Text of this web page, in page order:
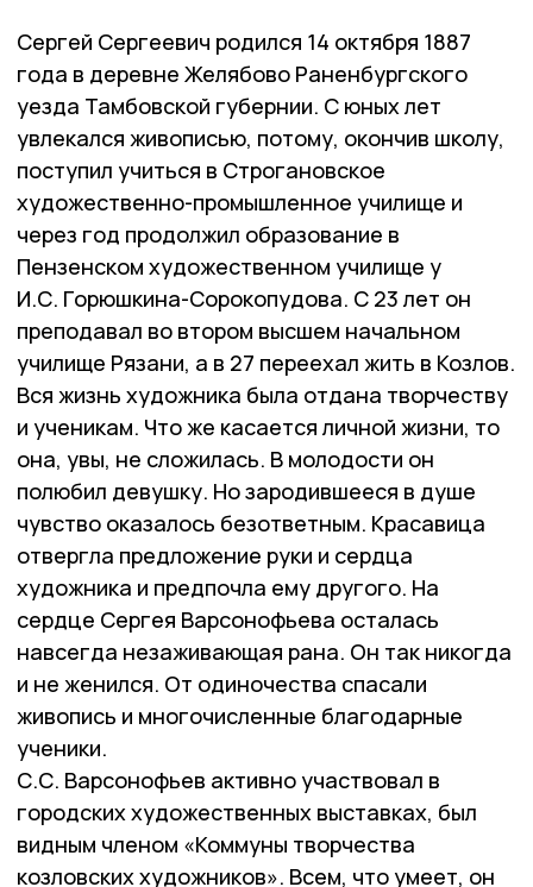
Сергей Сергеевич родился 14 октября 1887
года в деревне Желябово Раненбургского
уезда Тамбовской губернии. С юных лет
увлекался живописью, потому, окончив школу,
поступил учиться в Строгановское
художественно-промышленное училище и
через год продолжил образование в
Пензенском художественном училище у
И.С. Горюшкина-Сорокопудова. С 23 лет он
преподавал во втором высшем начальном
училище Рязани, а в 27 переехал жить в Козлов.
Вся жизнь художника была отдана творчеству
и ученикам. Что же касается личной жизни, то
она, увы, не сложилась. В молодости он
полюбил девушку. Но зародившееся в душе
чувство оказалось безответным. Красавица
отвергла предложение руки и сердца
художника и предпочла ему другого. На
сердце Сергея Варсонофьева осталась
навсегда незаживающая рана. Он так никогда
и не женился. От одиночества спасали
живопись и многочисленные благодарные
ученики.
С.С. Варсонофьев активно участвовал в
городских художественных выставках, был
видным членом «Коммуны творчества
козловских художников». Всем, что умеет, он